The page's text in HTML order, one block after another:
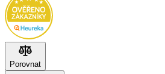
Porovnat